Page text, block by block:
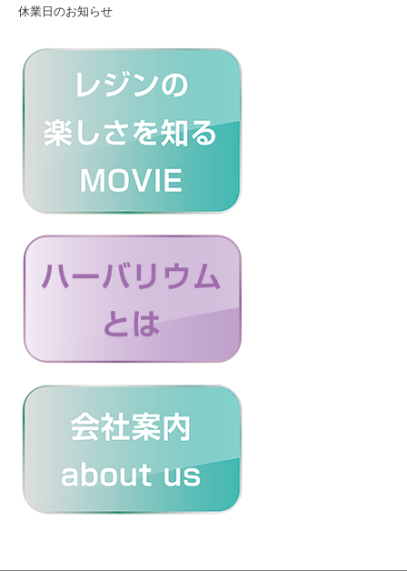
休業日のお知らせ